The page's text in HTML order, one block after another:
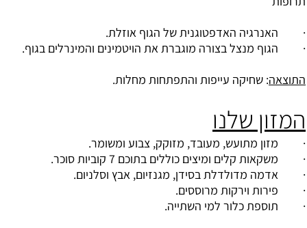
· האנרגיה האדפטוגנית של הגוף אוזלת.
· הגוף מנצל בצורה מוגברת את הויטמינים והמינרלים בגוף.
התוצאה: שחיקה עייפות והתפתחות מחלות.
המזון שלנו
· מזון מתועש, מעובד, מזוקק, צבוע ומשומר.
· משקאות קלים ומיצים כוללים בתוכם 7 קוביות סוכר.
· אדמה מדולדלת בסידן, מגנזיום, אבץ וסלניום.
· פירות וירקות מרוססים.
· תוספת כלור למי השתייה.